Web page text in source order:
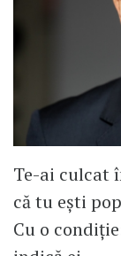
Te-ai culcat
că tu ești
Cu o